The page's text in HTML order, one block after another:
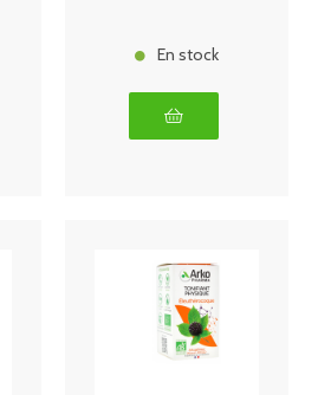
En stock